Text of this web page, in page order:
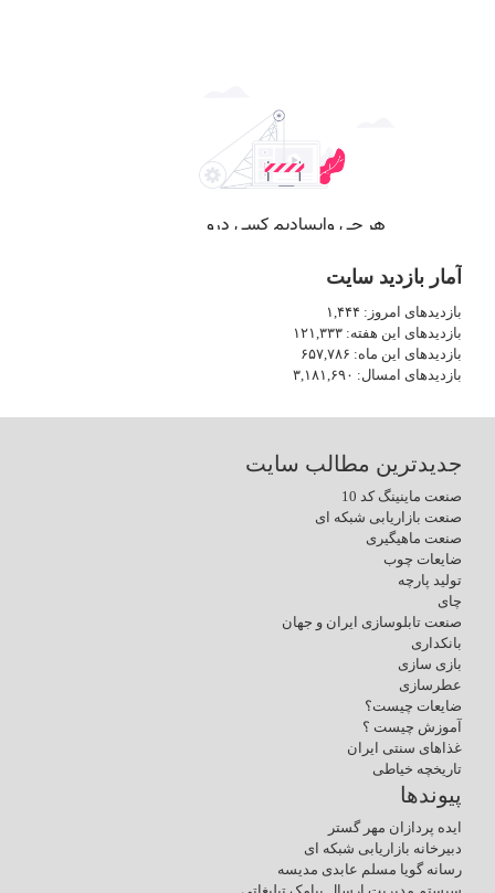
آمار بازدید سایت
بازدیدهای امروز: ۱,۴۴۴
بازدیدهای این هفته: ۱۲۱,۳۳۳
بازدیدهای این ماه: ۶۵۷,۷۸۶
بازدیدهای امسال: ۳,۱۸۱,۶۹۰
جدیدترین مطالب سایت
صنعت ماینینگ کد 10
صنعت بازاریابی شبکه ای
صنعت ماهیگیری
ضایعات چوب
تولید پارچه
چای
صنعت تابلوسازی ایران و جهان
بانکداری
بازی سازی
عطرسازی
ضایعات چیست؟
آموزش چیست ؟
غذاهای سنتی ایران
تاریخچه خیاطی
پیوندها
ایده پردازان مهر گستر
دبیرخانه بازاریابی شبکه ای
رسانه گویا مسلم عابدی مدیسه